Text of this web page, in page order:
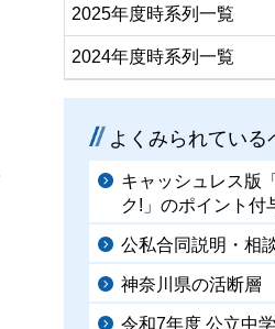
2025年度時系列一覧
2024年度時系列一覧
よくみられている
キャッシュレス版
ク!」のポイント付
公私合同説明・相
神奈川県の活断層
令和7年度 公立中